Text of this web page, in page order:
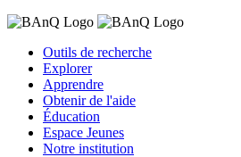
Outils de recherche
Explorer
Apprendre
Obtenir de l'aide
Éducation
Espace Jeunes
Notre institution